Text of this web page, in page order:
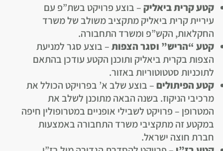
קטעקריתביאליק– בוצע פרויקט בשת”פ עם
עיריית קרית ביאליק מתקציב משולב של משרד
החקלאות, הקש”פ ומשרד התחבורה.
קטע “הריש” וסגר הצפות– בוצע סגר למניעת
הצפות בקרית ביאליק ותוכנן הקטע עודכן בהתאם
לתוכניות סטטוטוריות באזור.
קטע הפיתולים– בוצע שלב א’ בפרויקט הכולל את
מרכיבי הניקוז. בשנה הבאה מתוכנן לשלב את
המטרופן – פרויקט לשבילי אופניים במטרופולין חיפה
במקטע זה מתקציבי משרד התחבורה באמצעות
חברת חוצה ישראל.